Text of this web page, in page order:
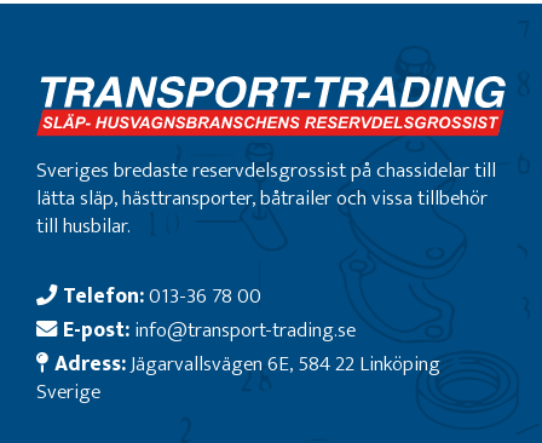
Sveriges bredaste reservdelsgrossist på chassidelar till
lätta släp, hästtransporter, båtrailer och vissa tillbehör
till husbilar.
Telefon:013-36 78 00
E-post:info@transport-trading.se
Adress:Jägarvallsvägen 6E, 584 22 Linköping
Sverige